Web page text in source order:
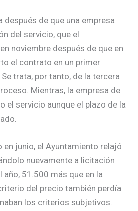
después de que una empresa
del servicio, que el
noviembre después de que en
el contrato en un primer
trata, por tanto, de la tercera
Mientras, la empresa de
el servicio aunque el plazo de la
en junio, el Ayuntamiento relajó
nuevamente a licitación
año, 51.500 más que en la
del precio también perdía
los criterios subjetivos.